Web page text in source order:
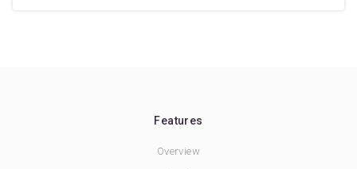
Features
Overview